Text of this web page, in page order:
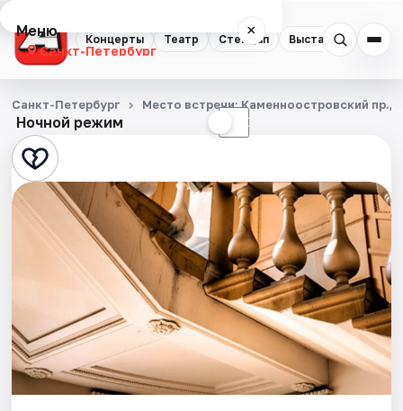
Концерты Театр Стендап Выставки
Меню ×
Санкт-Петербург
Концерты
Театр
Стендап
Выставки
Квесты
Спорт
События
Ночной режим ☾
Санкт-Петербург Место встречи: Каменноостровский пр.,